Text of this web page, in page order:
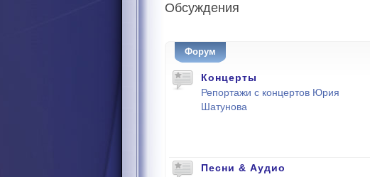
Обсуждения
Форум
Концерты
Репортажи с концертов Юрия
Шатунова
Песни & Аудио